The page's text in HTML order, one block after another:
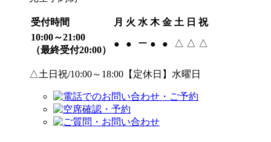
受付時間 月 火 水 木 金 土 日 祝
10:00～21:00
（最終受付20:00）
● ● ー ● ● △ △ △
△土日祝/10:00～18:00【定休日】水曜日